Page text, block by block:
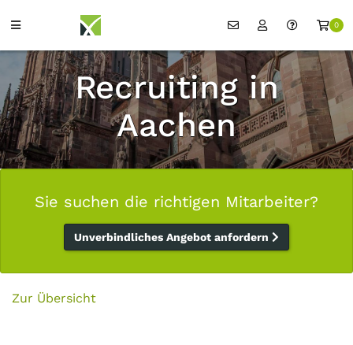
0
Recruiting in
Aachen
Sie suchen die richtigen Mitarbeiter?
Unverbindliches Angebot anfordern
Zur Übersicht